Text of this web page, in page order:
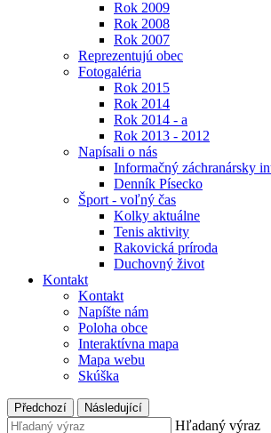
Rok 2009
Rok 2008
Rok 2007
Reprezentujú obec
Fotogaléria
Rok 2015
Rok 2014
Rok 2014 - a
Rok 2013 - 2012
Napísali o nás
Informačný záchranársky
Denník Písecko
Šport - voľný čas
Kolky aktuálne
Tenis aktivity
Rakovická príroda
Duchovný život
Kontakt
Kontakt
Napíšte nám
Poloha obce
Interaktívna mapa
Mapa webu
Skúška
Předchozí Následující
Hľadaný výraz